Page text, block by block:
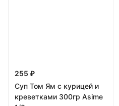
255 ₽
Суп Том Ям с курицей и
креветками 300гр Asime